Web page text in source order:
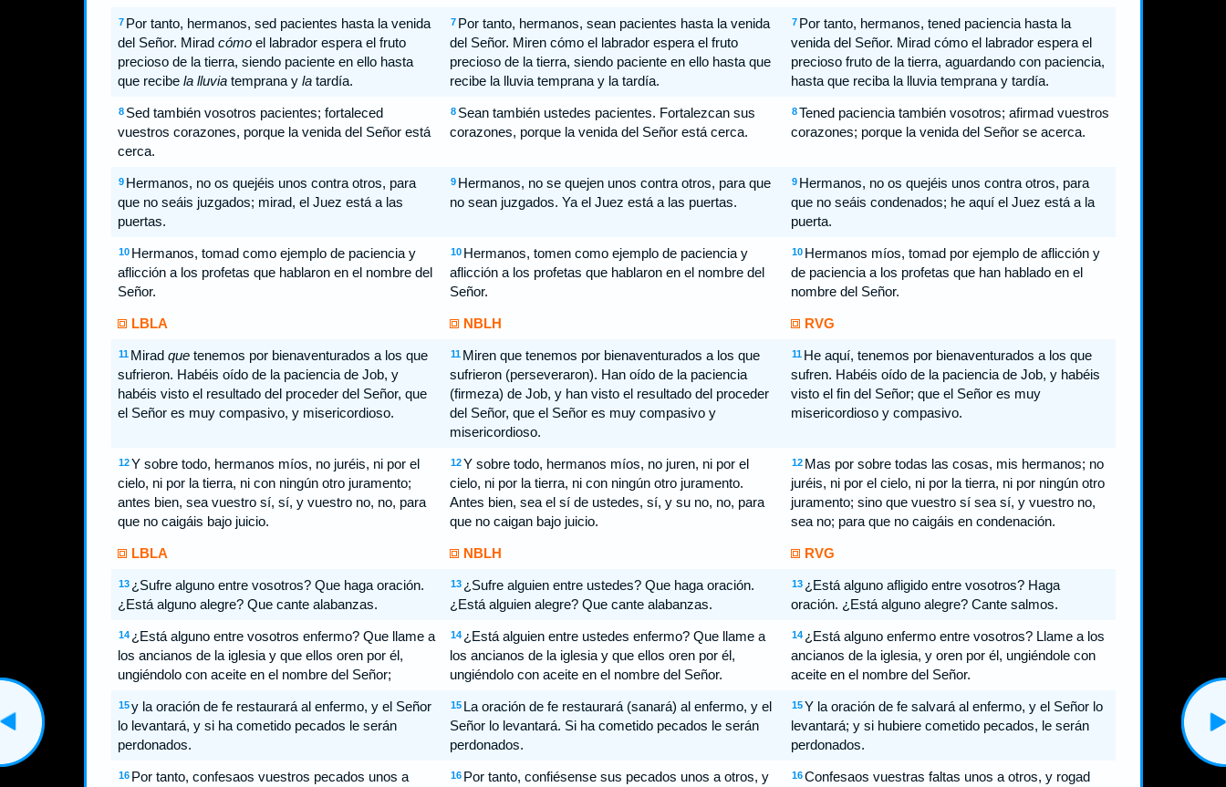
7 Por tanto, hermanos, sed pacientes hasta la venida
del Señor. Mirad cómoel labrador espera el fruto
precioso de la tierra, siendo paciente en ello hasta
que recibe la lluviatemprana y latardía.
7 Por tanto, hermanos, sean pacientes hasta la venida
del Señor. Miren cómo el labrador espera el fruto
precioso de la tierra, siendo paciente en ello hasta que
recibe la lluvia temprana y la tardía.
7 Por tanto, hermanos, tened paciencia hasta la
venida del Señor. Mirad cómo el labrador espera el
precioso fruto de la tierra, aguardando con paciencia,
hasta que reciba la lluvia temprana y tardía.
8 Sed también vosotros pacientes; fortaleced
vuestros corazones, porque la venida del Señor está
cerca.
8 Sean también ustedes pacientes. Fortalezcan sus
corazones, porque la venida del Señor está cerca.
8 Tened paciencia también vosotros; afirmad vuestros
corazones; porque la venida del Señor se acerca.
9 Hermanos, no os quejéis unos contra otros, para
que no seáis juzgados; mirad, el Juez está a las
puertas.
9 Hermanos, no se quejen unos contra otros, para que
no sean juzgados. Ya el Juez está a las puertas.
9 Hermanos, no os quejéis unos contra otros, para
que no seáis condenados; he aquí el Juez está a la
puerta.
10 Hermanos, tomad como ejemplo de paciencia y
aflicción a los profetas que hablaron en el nombre del
Señor.
10 Hermanos, tomen como ejemplo de paciencia y
aflicción a los profetas que hablaron en el nombre del
Señor.
10 Hermanos míos, tomad por ejemplo de aflicción y
de paciencia a los profetas que han hablado en el
nombre del Señor.
LBLA NBLH RVG
11 Mirad quetenemos por bienaventurados a los que
sufrieron. Habéis oído de la paciencia de Job, y
habéis visto el resultado del proceder del Señor, que
el Señor es muy compasivo, y misericordioso.
11 Miren que tenemos por bienaventurados a los que
sufrieron (perseveraron). Han oído de la paciencia
(firmeza) de Job, y han visto el resultado del proceder
del Señor, que el Señor es muy compasivo y
misericordioso.
11 He aquí, tenemos por bienaventurados a los que
sufren. Habéis oído de la paciencia de Job, y habéis
visto el fin del Señor; que el Señor es muy
misericordioso y compasivo.
12 Y sobre todo, hermanos míos, no juréis, ni por el
cielo, ni por la tierra, ni con ningún otro juramento;
antes bien, sea vuestro sí, sí, y vuestro no, no, para
que no caigáis bajo juicio.
12 Y sobre todo, hermanos míos, no juren, ni por el
cielo, ni por la tierra, ni con ningún otro juramento.
Antes bien, sea el sí de ustedes, sí, y su no, no, para
que no caigan bajo juicio.
12 Mas por sobre todas las cosas, mis hermanos; no
juréis, ni por el cielo, ni por la tierra, ni por ningún otro
juramento; sino que vuestro sí sea sí, y vuestro no,
sea no; para que no caigáis en condenación.
LBLA NBLH RVG
13 ¿Sufre alguno entre vosotros? Que haga oración.
¿Está alguno alegre? Que cante alabanzas.
13 ¿Sufre alguien entre ustedes? Que haga oración.
¿Está alguien alegre? Que cante alabanzas.
13 ¿Está alguno afligido entre vosotros? Haga
oración. ¿Está alguno alegre? Cante salmos.
14 ¿Está alguno entre vosotros enfermo? Que llame a
los ancianos de la iglesia y que ellos oren por él,
ungiéndolo con aceite en el nombre del Señor;
14 ¿Está alguien entre ustedes enfermo? Que llame a
los ancianos de la iglesia y que ellos oren por él,
ungiéndolo con aceite en el nombre del Señor.
14 ¿Está alguno enfermo entre vosotros? Llame a los
ancianos de la iglesia, y oren por él, ungiéndole con
aceite en el nombre del Señor.
15 y la oración de fe restaurará al enfermo, y el Señor
lo levantará, y si ha cometido pecados le serán
perdonados.
15 La oración de fe restaurará (sanará) al enfermo, y el
Señor lo levantará. Si ha cometido pecados le serán
perdonados.
15 Y la oración de fe salvará al enfermo, y el Señor lo
levantará; y si hubiere cometido pecados, le serán
perdonados.
16 Por tanto, confesaos vuestros pecados unos a
16 Por tanto, confiésense sus pecados unos a otros, y
16 Confesaos vuestras faltas unos a otros, y rogad